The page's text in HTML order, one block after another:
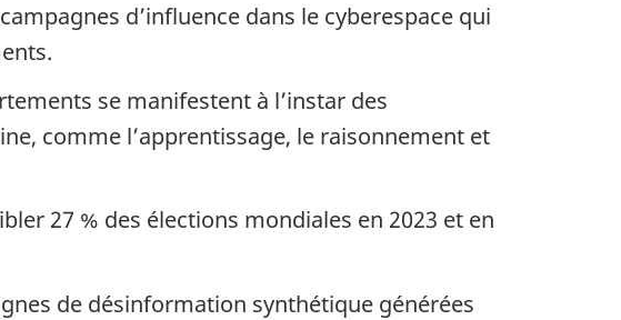
d’influence dans le cyberespace qui
se manifestent à l’instar des
comme l’apprentissage, le raisonnement et
27 % des élections mondiales en 2023 et en
de désinformation synthétique générées